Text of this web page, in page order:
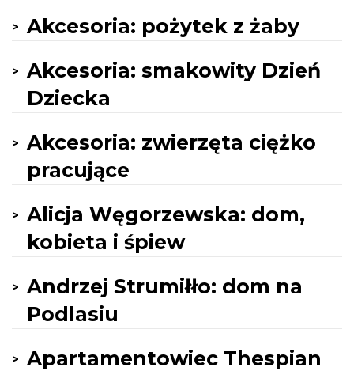
Akcesoria: pożytek z żaby
Akcesoria: smakowity Dzień
Dziecka
Akcesoria: zwierzęta ciężko
pracujące
Alicja Węgorzewska: dom,
kobieta i śpiew
Andrzej Strumiłło: dom na
Podlasiu
Apartamentowiec Thespian